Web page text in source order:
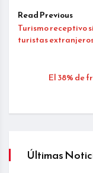
Read Previous
Turismo receptivo
turistas
El 38% de
Últimas